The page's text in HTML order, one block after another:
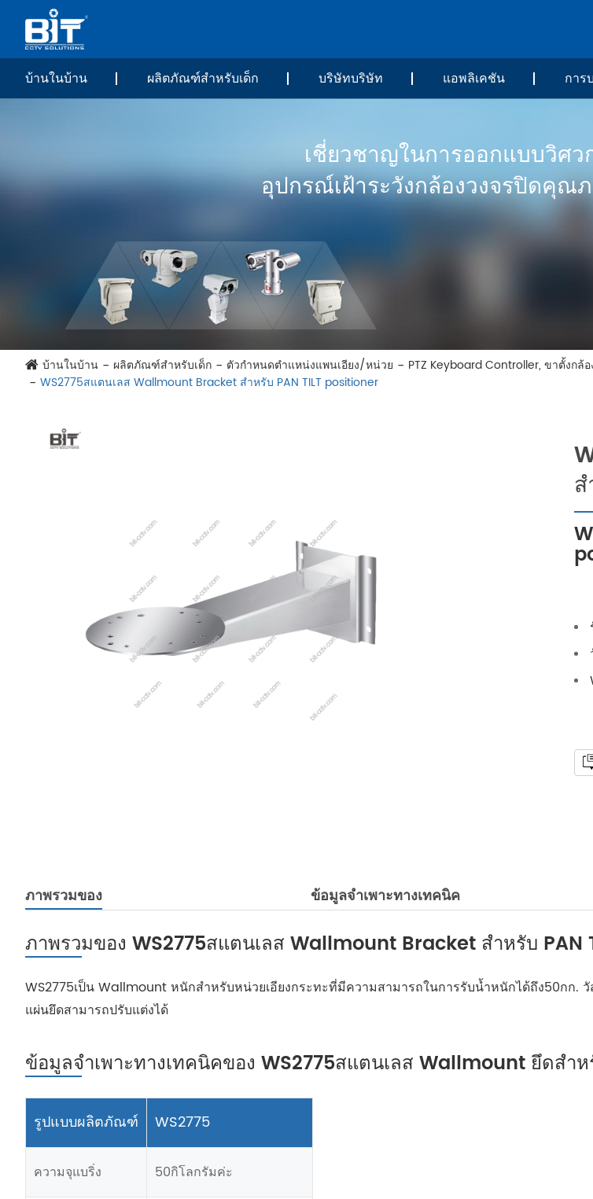
บ้านในบ้าน ผลิตภัณฑ์สำหรับเด็ก บริษัทบริษัท แอพลิเคชัน การ
เชี่ยวชาญในการออกแบบวิศว
อุปกรณ์เฝ้าระวังกล้องวงจรปิดคุณ
บ้านในบ้าน ผลิตภัณฑ์สำหรับเด็ก ตัวกำหนดตำแหน่งแพนเอียง/หน่วย
PTZ Keyboard Controller, ขาตั้งกล้
WS2775สแตนเลส Wallmount Bracket สำหรับ PAN TILT positioner
ภาพรวมของ ข้อมูลจำเพาะทางเทคนิค
ภาพรวมของ WS2775สแตนเลส Wallmount Bracket สำหรับ PAN
WS2775เป็น Wallmount หนักสำหรับหน่วยเอียงกระทะที่มีความสามารถในการรับน้ำหนักได้ถึง50กก. วั
แผ่นยึดสามารถปรับแต่งได้
ข้อมูลจำเพาะทางเทคนิคของ WS2775สแตนเลส Wallmount ยึดสำ
รูปแบบผลิตภัณฑ์ WS2775
ความจุแบริ่ง 50กิโลกรัมค่ะ